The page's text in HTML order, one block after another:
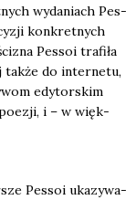
wyda­niach Pes­
kon­kret­nych
Pes­soi tra­fi­ła
tak­że do inter­ne­tu,
edy­tor­skim
i – w więk­
Pes­soi uka­zy­wa­